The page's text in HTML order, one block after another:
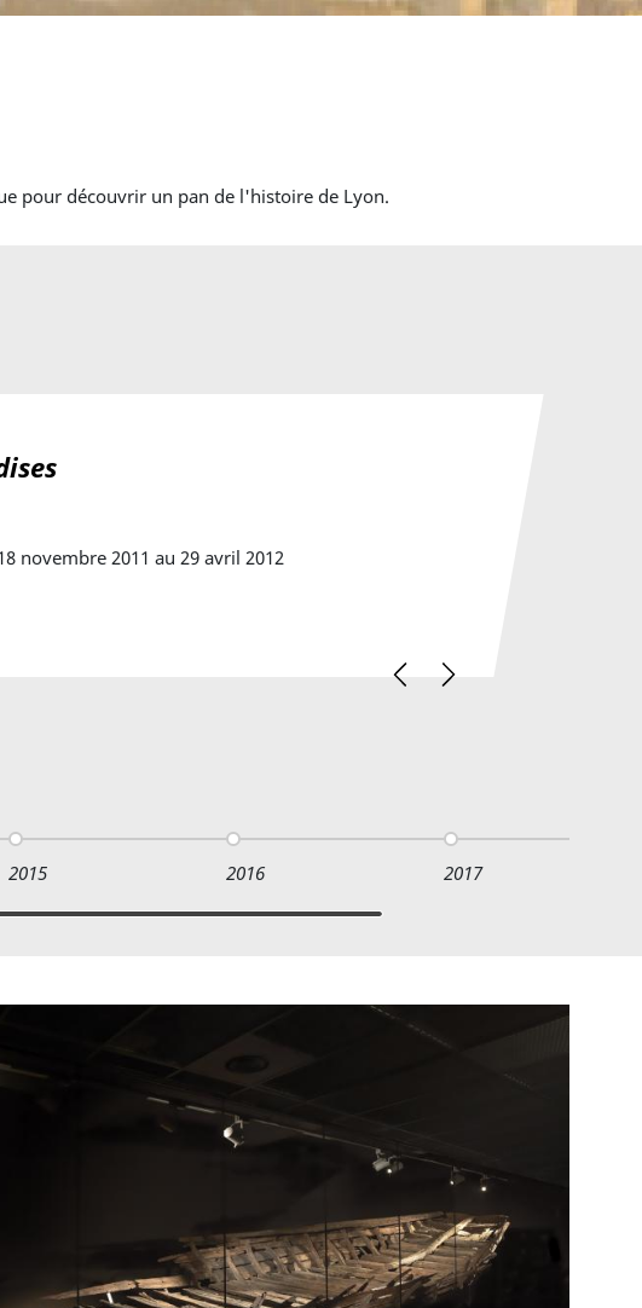
pour découvrir un pan de l'histoire de Lyon.
novembre 2011 au 29 avril 2012
PreviousNext
2015 2016 2017